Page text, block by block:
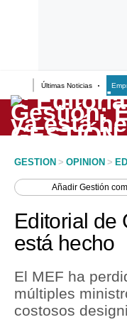
Últimas Noticias
Lo último
Peru Quiosco
Economía
Perú
Política
GESTION > OPINION >
AñadirGestión
Editorial de
está hecho
El MEF ha
múltiples
costosos